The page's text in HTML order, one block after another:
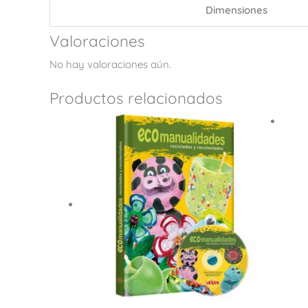
Dimensiones
Valoraciones
No hay valoraciones aún.
Productos relacionados